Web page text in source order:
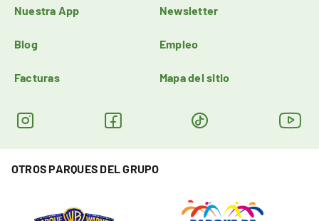
Nuestra App Newsletter
Blog Empleo
Facturas Mapa del sitio
OTROS PARQUES DEL GRUPO